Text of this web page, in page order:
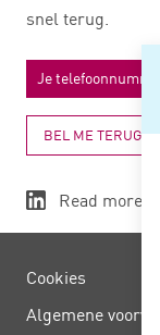
snel terug.
BEL ME TERUG
Read more
Cookies
Algemene